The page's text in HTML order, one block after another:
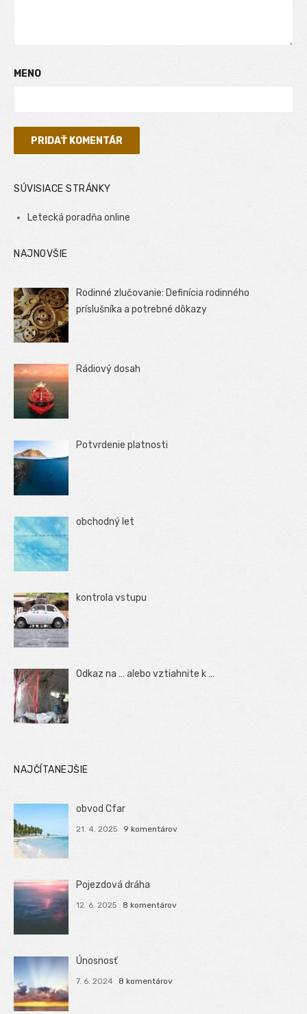
MENO
SÚVISIACE STRÁNKY
Letecká poradňa online
NAJNOVŠIE
Rodinné zlučovanie: Definícia rodinného
príslušníka a potrebné dôkazy
Rádiový dosah
Potvrdenie platnosti
obchodný let
kontrola vstupu
Odkaz na … alebo vztiahnite k …
NAJČÍTANEJŠIE
obvod Cfar
21. 4. 2025 9 komentárov
Pojezdová dráha
12. 6. 2025 8 komentárov
Únosnosť
7. 6. 2024 8 komentárov